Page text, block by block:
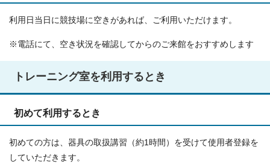
利用日当日に競技場に空きがあれば、ご利用いただけます。
※電話にて、空き状況を確認してからのご来館をおすすめします
トレーニング室を利用するとき
初めて利用するとき
初めての方は、器具の取扱講習（約1時間）を受けて使用者登録を
していただきます。